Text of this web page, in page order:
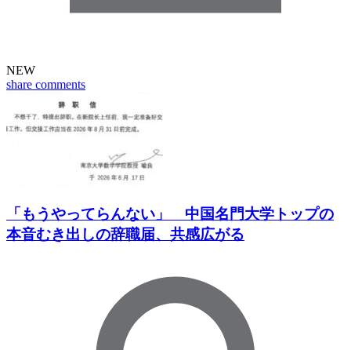
NEW
share comments
「もうやってらんない」 中国名門大学トップの
本音むき出しの辞職届、共感広がる